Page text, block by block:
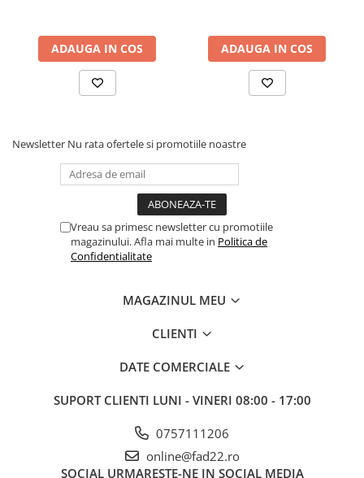
ADAUGA IN COS ADAUGA IN COS
Newsletter Nu rata ofertele si promotiile noastre
Vreau sa primesc newsletter cu promotiile
magazinului. Afla mai multe in Politica de
Confidentialitate
MAGAZINUL MEU
CLIENTI
DATE COMERCIALE
SUPORT CLIENTI LUNI - VINERI 08:00 - 17:00
0757111206
online@fad22.ro
SOCIAL URMARESTE-NE IN SOCIAL MEDIA